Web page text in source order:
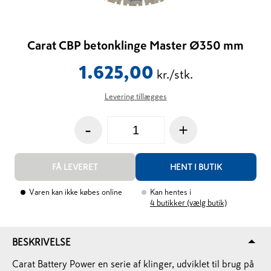
Carat CBP betonklinge Master Ø350 mm
1.625,00 kr./stk.
Levering tillægges
- +
FÅ LEVERET HENT I BUTIK
Varen kan ikke købes online
Kan hentes i
4 butikker (vælg butik)
BESKRIVELSE
Carat Battery Power en serie af klinger, udviklet til brug på